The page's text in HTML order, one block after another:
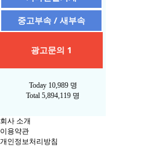
중고부속 / 새부속
광고문의 1
Today 10,989 명
Total 5,894,119 명
회사 소개
이용약관
개인정보처리방침